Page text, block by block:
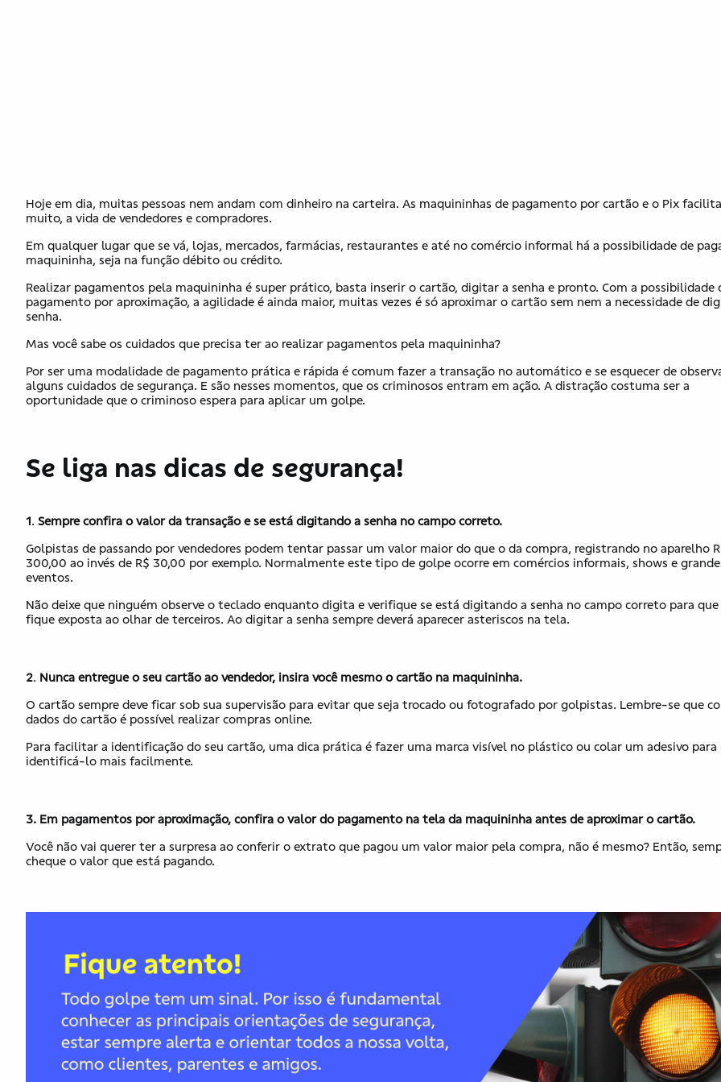
Hoje em dia, muitas pessoas nem andam com dinheiro na carteira. As maquininhas de pagamento por cartão e o Pix
muito, a vida de vendedores e compradores.
Em qualquer lugar que se vá, lojas, mercados, farmácias, restaurantes e até no comércio informal há a possibilidade de
maquininha, seja na função débito ou crédito.
Realizar pagamentos pela maquininha é super prático, basta inserir o cartão, digitar a senha e pronto. Com a possibilidade
pagamento por aproximação, a agilidade é ainda maior, muitas vezes é só aproximar o cartão sem nem a necessidade de
senha.
Mas você sabe os cuidados que precisa ter ao realizar pagamentos pela maquininha?
Por ser uma modalidade de pagamento prática e rápida é comum fazer a transação no automático e se esquecer de
alguns cuidados de segurança. E são nesses momentos, que os criminosos entram em ação. A distração costuma ser a
oportunidade que o criminoso espera para aplicar um golpe.
Se liga nas dicas de segurança!
1. Sempre confira o valor da transação e se está digitando a senha no campo correto.
Golpistas de passando por vendedores podem tentar passar um valor maior do que o da compra, registrando no aparelho
300,00 ao invés de R$ 30,00 por exemplo. Normalmente este tipo de golpe ocorre em comércios informais, shows e
eventos.
Não deixe que ninguém observe o teclado enquanto digita e verifique se está digitando a senha no campo correto para que
fique exposta ao olhar de terceiros. Ao digitar a senha sempre deverá aparecer asteriscos na tela.
2. Nunca entregue o seu cartão ao vendedor, insira você mesmo o cartão na maquininha.
O cartão sempre deve ficar sob sua supervisão para evitar que seja trocado ou fotografado por golpistas. Lembre-se que
dados do cartão é possível realizar compras online.
Para facilitar a identificação do seu cartão, uma dica prática é fazer uma marca visível no plástico ou colar um adesivo para
identificá-lo mais facilmente.
3. Em pagamentos por aproximação, confira o valor do pagamento na tela da maquininha antes de aproximar o cartão.
Você não vai querer ter a surpresa ao conferir o extrato que pagou um valor maior pela compra, não é mesmo? Então,
cheque o valor que está pagando.